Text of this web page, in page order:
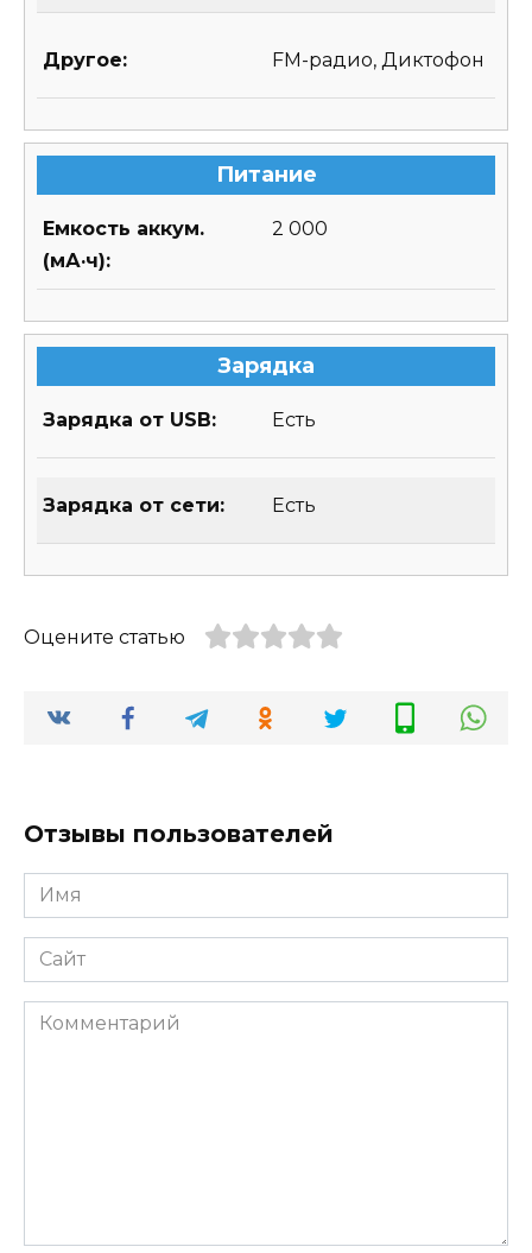
Другое: FM-радио, Диктофон
Питание
Емкость аккум.
(мА·ч):
2 000
Зарядка
Зарядка от USB: Есть
Зарядка от сети: Есть
Оцените статью
Отзывы пользователей
Имя
*
Сайт
Комментарий